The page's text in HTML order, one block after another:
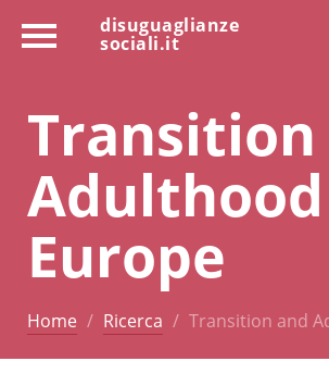
disuguaglianze
sociali.it
Transition
Europe
Home Ricerca Transition and